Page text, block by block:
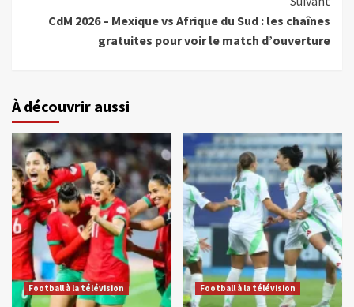
CdM 2026 – Mexique vs Afrique du Sud : les chaînes
gratuites pour voir le match d’ouverture
À découvrir aussi
Football à la télévision Football à la télévision